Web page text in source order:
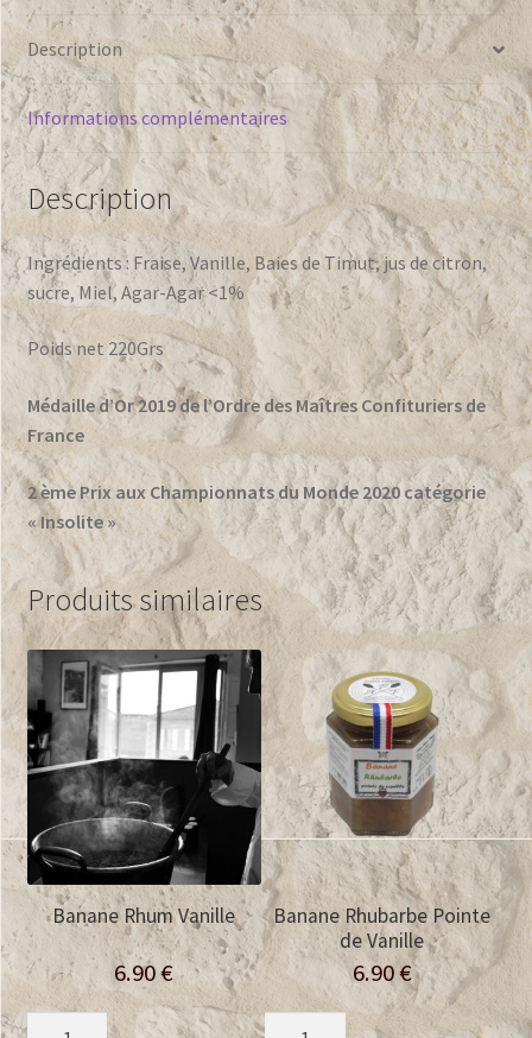
Description
Informations complémentaires
Description
Ingrédients : Fraise, Vanille, Baies de Timut, jus de citron,
sucre, Miel, Agar-Agar <1%
Poids net 220Grs
Médaille d’Or 2019 de l’Ordre des Maîtres Confituriers de
France
2 ème Prix aux Championnats du Monde 2020 catégorie
« Insolite »
Produits similaires
Banane Rhum Vanille
6.90€
quantité
Banane Rhubarbe Pointe
de Vanille
6.90€
quantité